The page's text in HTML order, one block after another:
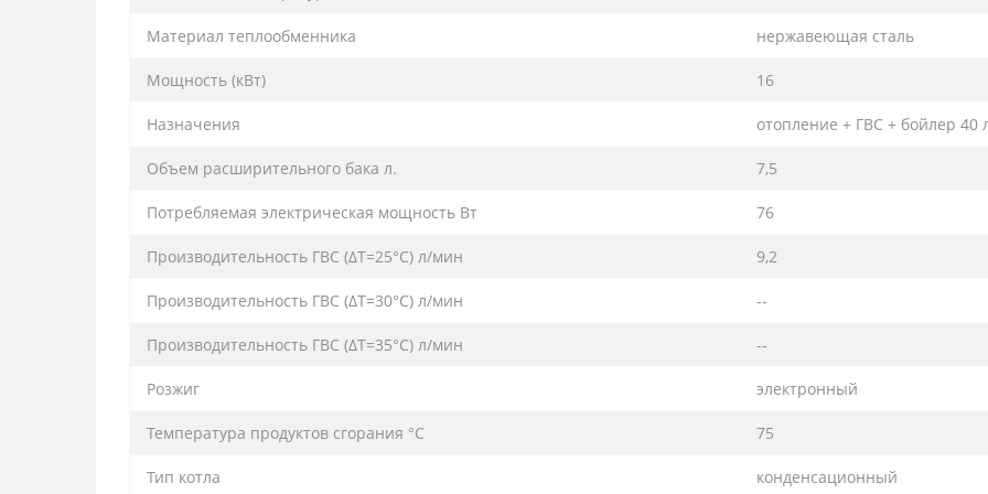
Материал теплообменника нержавеющая сталь
Мощность (кВт) 16
Назначения отопление + ГВС + бойлер 40
Объем расширительного бака л. 7,5
Потребляемая электрическая мощность Вт 76
Производительность ГВС (ΔT=25°C) л/мин 9,2
Производительность ГВС (ΔT=30°C) л/мин --
Производительность ГВС (ΔT=35°C) л/мин --
Розжиг электронный
Температура продуктов сгорания °C 75
Тип котла конденсационный